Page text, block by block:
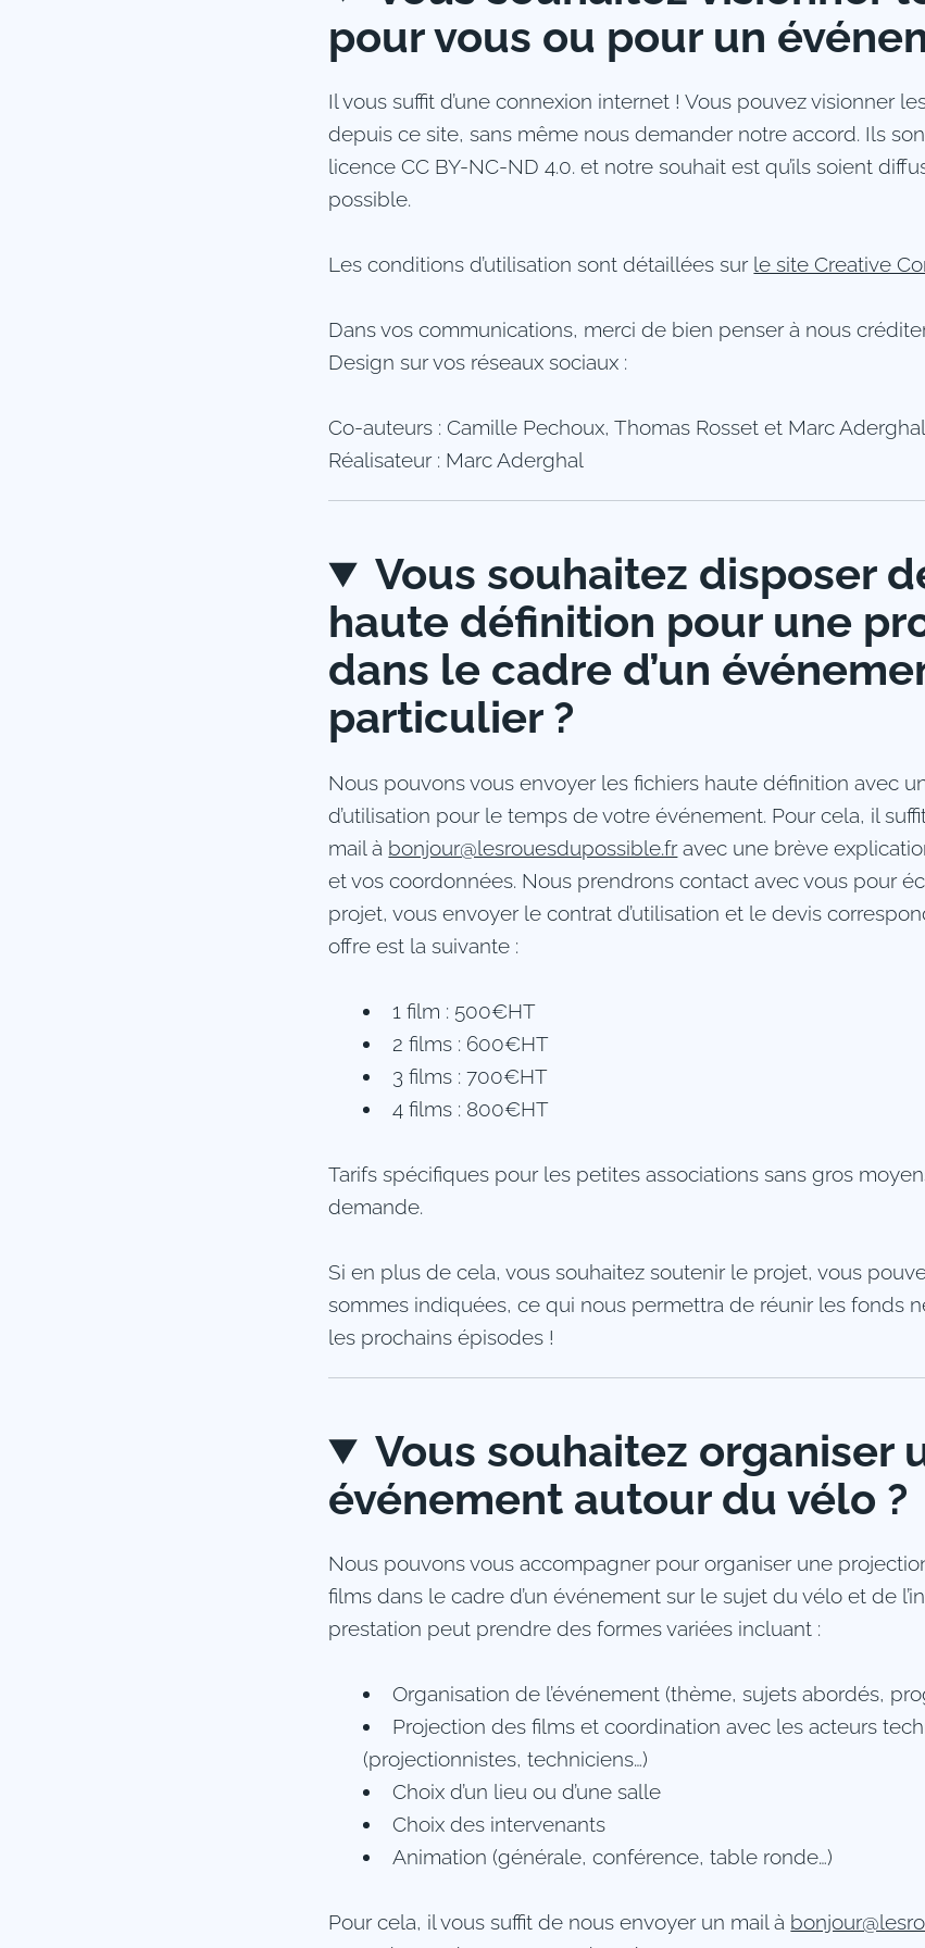
pour vous ou pour un
Il vous suffit d’une connexion internet ! Vous pouvez visionner
depuis ce site, sans même nous demander notre accord. Ils
licence CC BY-NC-ND 4.0. et notre souhait est qu’ils soient
possible.
Les conditions d’utilisation sont détaillées sur le site Creative
Dans vos communications, merci de bien penser à nous
Design sur vos réseaux sociaux :
Co-auteurs : Camille Pechoux, Thomas Rosset et Marc Aderghal
Réalisateur : Marc Aderghal
Vous souhaitez disposer
haute définition pour une
dans le cadre d’un
particulier ?
Nous pouvons vous envoyer les fichiers haute définition avec
d’utilisation pour le temps de votre événement. Pour cela, il
mail à bonjour@lesrouesdupossible.fravec une brève
et vos coordonnées. Nous prendrons contact avec vous pour
projet, vous envoyer le contrat d’utilisation et le devis
offre est la suivante :
1 film : 500€HT
2 films : 600€HT
3 films : 700€HT
4 films : 800€HT
Tarifs spécifiques pour les petites associations sans gros
demande.
Si en plus de cela, vous souhaitez soutenir le projet, vous
sommes indiquées, ce qui nous permettra de réunir les fonds
les prochains épisodes !
Vous souhaitez organiser
événement autour du vélo ?
Nous pouvons vous accompagner pour organiser une
films dans le cadre d’un événement sur le sujet du vélo et de
prestation peut prendre des formes variées incluant :
Organisation de l’événement (thème, sujets abordés,
Projection des films et coordination avec les acteurs
(projectionnistes, techniciens…)
Choix d’un lieu ou d’une salle
Choix des intervenants
Animation (générale, conférence, table ronde…)
Pour cela, il vous suffit de nous envoyer un mail à